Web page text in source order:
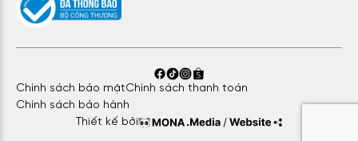
Argos Bacio Immortale
cảm xúc từ quyến luyến đến mãnh liệt, ngọt ngào và ấm áp
Cam bergamot, Mâm xôi, Chanh vàng, Tiêu
đen
Hương giữa:Hoa tím, Hồng tiêu, Hoa nhài, Da thuộc
Chính sách bảo mậtChính sách thanh toán
Chính sách bảo hành
Thiết kế bởi